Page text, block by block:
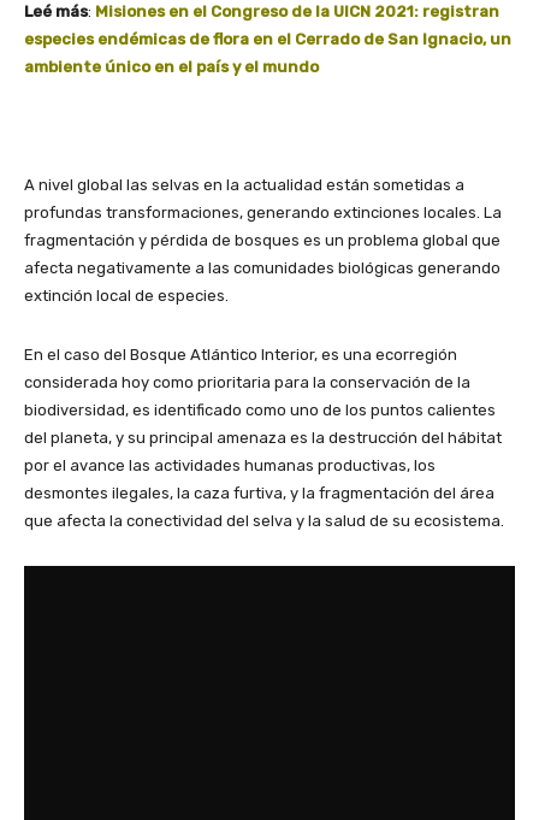
Leé más: Misiones en el Congreso de la UICN 2021: registran
especies endémicas de flora en el Cerrado de San Ignacio, un
ambiente único en el país y el mundo
A nivel global las selvas en la actualidad están sometidas a
profundas transformaciones, generando extinciones locales. La
fragmentación y pérdida de bosques es un problema global que
afecta negativamente a las comunidades biológicas generando
extinción local de especies.
En el caso del Bosque Atlántico Interior, es una ecorregión
considerada hoy como prioritaria para la conservación de la
biodiversidad, es identificado como uno de los puntos calientes
del planeta, y su principal amenaza es la destrucción del hábitat
por el avance las actividades humanas productivas, los
desmontes ilegales, la caza furtiva, y la fragmentación del área
que afecta la conectividad del selva y la salud de su ecosistema.